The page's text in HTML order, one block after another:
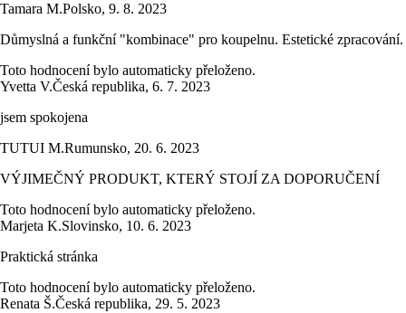
Tamara M.Polsko, 9. 8. 2023
Důmyslná a funkční "kombinace" pro koupelnu. Estetické zpracování.
Toto hodnocení bylo automaticky přeloženo.
Yvetta V.Česká republika, 6. 7. 2023
jsem spokojena
TUTUI M.Rumunsko, 20. 6. 2023
VÝJIMEČNÝ PRODUKT, KTERÝ STOJÍ ZA DOPORUČENÍ
Toto hodnocení bylo automaticky přeloženo.
Marjeta K.Slovinsko, 10. 6. 2023
Praktická stránka
Toto hodnocení bylo automaticky přeloženo.
Renata Š.Česká republika, 29. 5. 2023